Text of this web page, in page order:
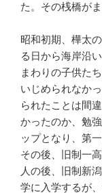
た。その桟橋が
昭和初期、樺太
る日から海岸沿
まわりの子供た
いじめられなか
られたことは間
かったのか、勉
ップとなり、第
その後、旧制一
人の後、旧制新
学に入学するが